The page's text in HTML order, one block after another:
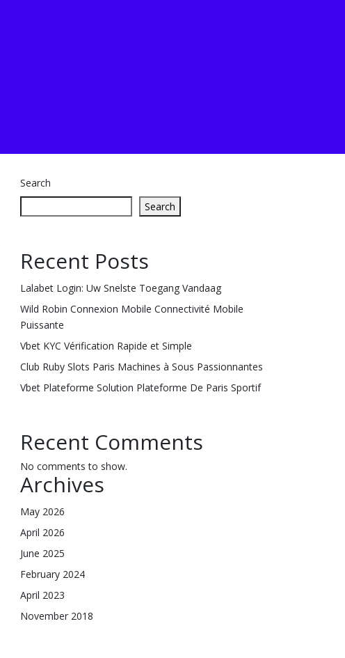
Search
Search
Recent Posts
Lalabet Login: Uw Snelste Toegang Vandaag
Wild Robin Connexion Mobile Connectivité Mobile
Puissante
Vbet KYC Vérification Rapide et Simple
Club Ruby Slots Paris Machines à Sous Passionnantes
Vbet Plateforme Solution Plateforme De Paris Sportif
Recent Comments
No comments to show.
Archives
May 2026
April 2026
June 2025
February 2024
April 2023
November 2018